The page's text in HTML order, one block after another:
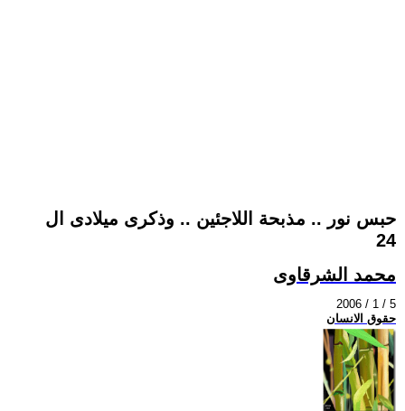
حبس نور .. مذبحة اللاجئين .. وذكرى ميلادى ال
24
محمد الشرقاوى
2006 / 1 / 5
حقوق الانسان